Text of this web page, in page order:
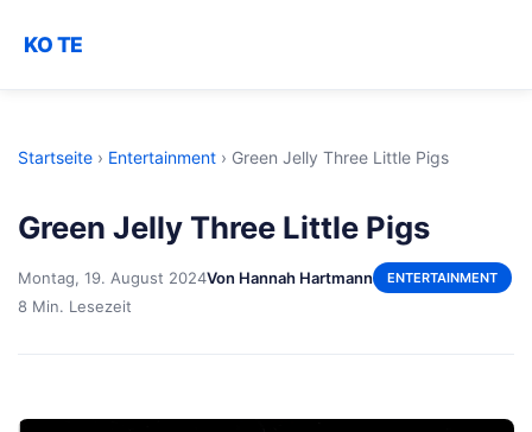
KO TE
Startseite › Entertainment › Green Jelly Three Little Pigs
Green Jelly Three Little Pigs
Montag, 19. August 2024Von Hannah Hartmann ENTERTAINMENT
8 Min. Lesezeit